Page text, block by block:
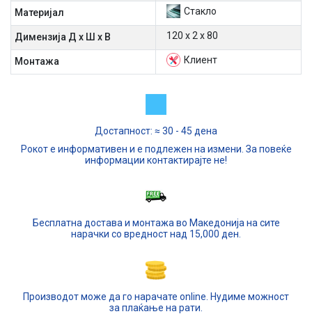
Материјал Стакло
Димензија Д х Ш х В 120 х 2 х 80
Mонтажа Клиент
Достапност: ≈ 30 - 45 дена
Рокот е информативен и е подлежен на измени. За повеќе
информации контактирајте не!
Бесплатна достава и монтажа во Македонија на сите
нарачки со вредност над 15,000 ден.
Производот може да го нарачате online. Нудиме можност
за плаќање на рати.